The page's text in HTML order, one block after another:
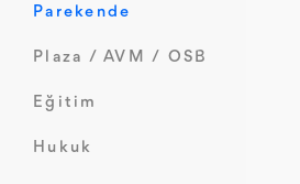
Parekende
Plaza / AVM / OSB
Eğitim
Hukuk